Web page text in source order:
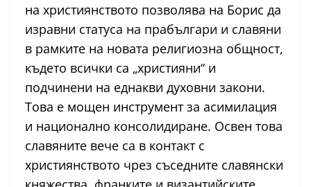
на християнството позволява на Борис да
изравни статуса на прабългари и славяни
в рамките на новата религиозна общност,
където всички са „християни“ и
подчинени на еднакви духовни закони.
Това е мощен инструмент за асимилация
и национално консолидиране. Освен това
славяните вече са в контакт с
християнството чрез съседните славянски